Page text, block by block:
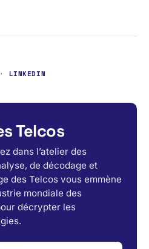
· LINKEDIN
Telcos
dans l’atelier des
de décodage et
des Telcos vous emmène
mondiale des
décrypter les